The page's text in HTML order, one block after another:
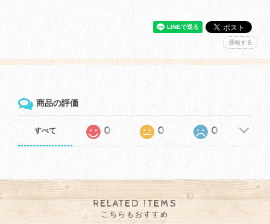
通報する
商品の評価
すべて 0 0 0
RELATED ITEMS
こちらもおすすめ